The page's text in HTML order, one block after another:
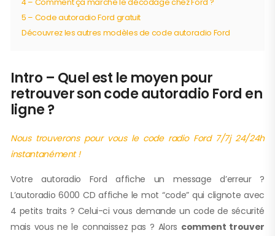
4 – Comment ça marche le décodage chez Ford ?
5 – Code autoradio Ford gratuit
Découvrez les autres modèles de code autoradio Ford
Intro – Quel est le moyen pour
retrouver son code autoradio Ford en
ligne ?
Nous trouverons pour vous le code radio Ford 7/7j 24/24h
instantanément !
Votre autoradio Ford affiche un message d’erreur ?
L’autoradio 6000 CD affiche le mot “code” qui clignote avec
4 petits traits ? Celui-ci vous demande un code de sécurité
mais vous ne le connaissez pas ? Alors comment trouver